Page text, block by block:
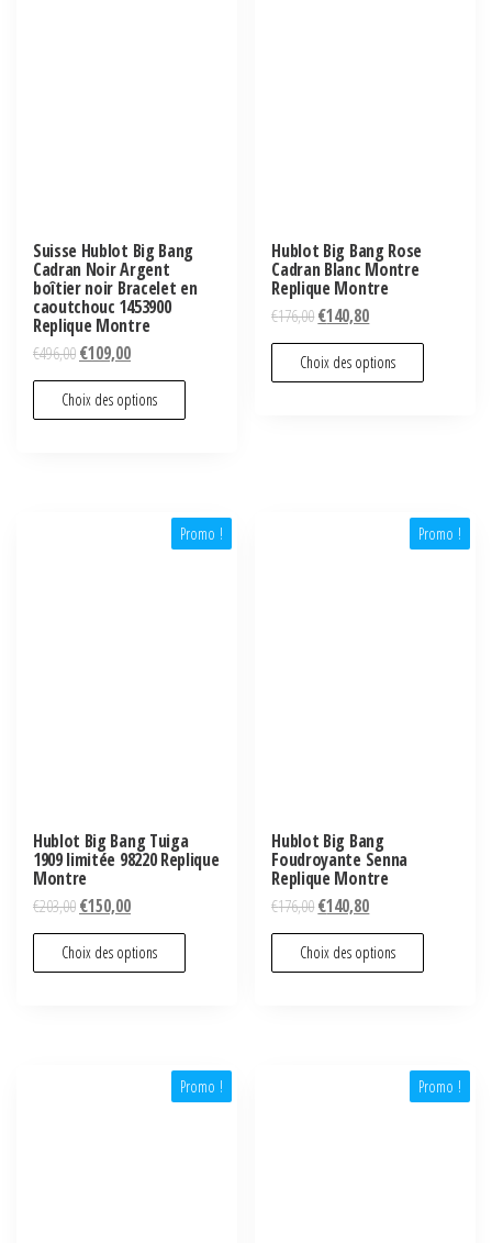
Suisse Hublot Big Bang
Cadran Noir Argent
boîtier noir Bracelet en
caoutchouc 1453900
Replique Montre
€496,00€109,00
Choix des options
Hublot Big Bang Rose
Cadran Blanc Montre
Replique Montre
€176,00€140,80
Choix des options
Promo !
Hublot Big Bang Tuiga
1909 limitée 98220 Replique
Montre
€203,00€150,00
Choix des options
Promo !
Hublot Big Bang
Foudroyante Senna
Replique Montre
€176,00€140,80
Choix des options
Promo ! Promo !